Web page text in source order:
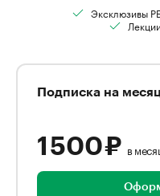
Эксклюзивы
Подписка на
1 500 ₽ в